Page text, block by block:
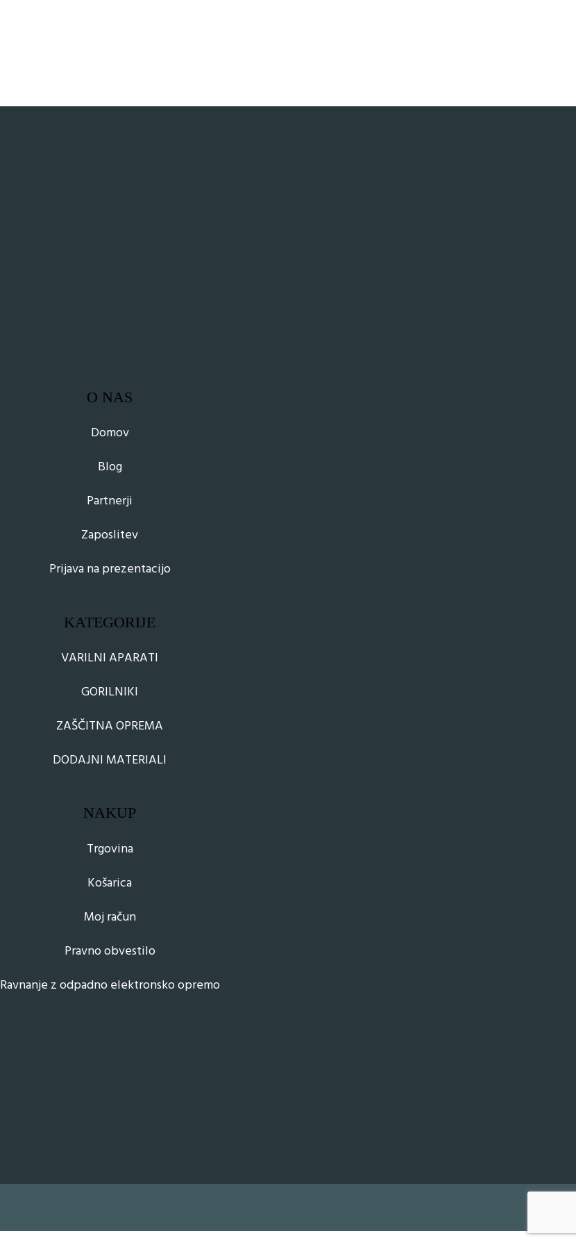
O NAS
Domov
Blog
Partnerji
Zaposlitev
Prijava na prezentacijo
KATEGORIJE
VARILNI APARATI
GORILNIKI
ZAŠČITNA OPREMA
DODAJNI MATERIALI
NAKUP
Trgovina
Košarica
Moj račun
Pravno obvestilo
Ravnanje z odpadno elektronsko opremo